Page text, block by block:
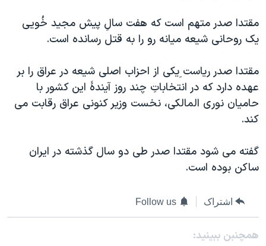
اسرائیل در جنگ
گالری عکس
حمله جمهوری اسلامی به اسرائیل
ورزش زنان در ایران
اعتراضات زن، زندگی، آزادی
دادگاه حمید نوری
قانون شفافیت دارائی کادر رهبری ایران
زبانهای مختلف
مقتدا صدر متهم است که هفت سالِ پيش مجيد خُويی
يک روحانی شيعه ميانه رو را به قتل رسانده است.
مقتدا صدر رياست ِيکی از احزاب اصلی شيعه در عراق را بر
عهده دارد که در انتخاباتِ چند روز آيندۀ اين کشور با
حاميان نوری المالکی، نخست وزير کنونی عراق رقابت می
کند.
گفته می شود مقتدا صدر طی دو سال گذشته در ايران
ساکن بوده است.
اشتراک Follow us
همچنبن ببینید: